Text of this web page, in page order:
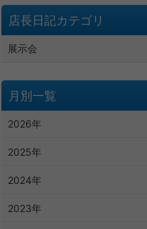
店長日記カテゴリ
展示会
月別一覧
2026年
2025年
2024年
2023年